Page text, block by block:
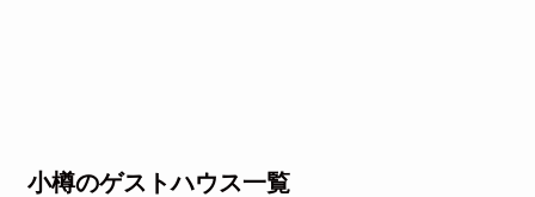
小樽のゲストハウス一覧